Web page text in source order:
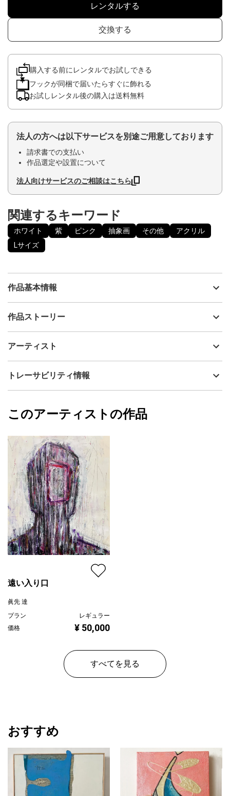
レンタルする
交換する
購入する前にレンタルでお試しできる
フックが同梱で届いたらすぐに飾れる
お試しレンタル後の購入は送料無料
法人の方へは以下サービスを別途ご用意しております
請求書での支払い
作品選定や設置について
法人向けサービスのご相談はこちら
関連するキーワード
ホワイト 紫 ピンク 抽象画 その他
アクリル
Lサイズ
作品基本情報
出品者
制作年
アクリル
カラー
ホワイト
ジャンル
抽象画
配送目安
二週間以内
作品ストーリー
の入り口のような物が出て来ました。
アーティスト
眞先 達
フォローする
トレーサビリティ情報
眞先 達
このアーティストの作品
遠い入り口
眞先 達
プラン
レギュラー
価格
¥ 50,000
すべてを見る
おすすめ